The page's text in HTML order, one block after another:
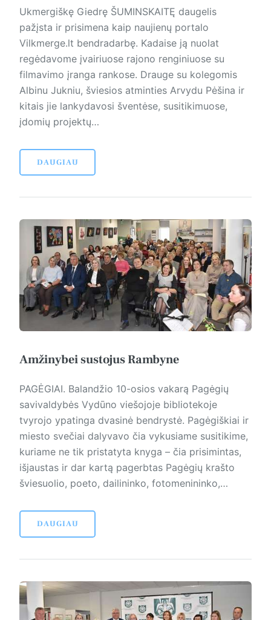
Ukmergiškę Giedrę ŠUMINSKAITĘ daugelis
pažįsta ir prisimena kaip naujienų portalo
Vilkmerge.lt bendradarbę. Kadaise ją nuolat
regėdavome įvairiuose rajono renginiuose su
filmavimo įranga rankose. Drauge su kolegomis
Albinu Jukniu, šviesios atminties Arvydu Pėšina ir
kitais jie lankydavosi šventėse, susitikimuose,
įdomių projektų…
DAUGIAU
Amžinybei sustojus Rambyne
PAGĖGIAI. Balandžio 10-osios vakarą Pagėgių
savivaldybės Vydūno viešojoje bibliotekoje
tvyrojo ypatinga dvasinė bendrystė. Pagėgiškiai ir
miesto svečiai dalyvavo čia vykusiame susitikime,
kuriame ne tik pristatyta knyga – čia prisimintas,
išjaustas ir dar kartą pagerbtas Pagėgių krašto
šviesuolio, poeto, dailininko, fotomenininko,…
DAUGIAU